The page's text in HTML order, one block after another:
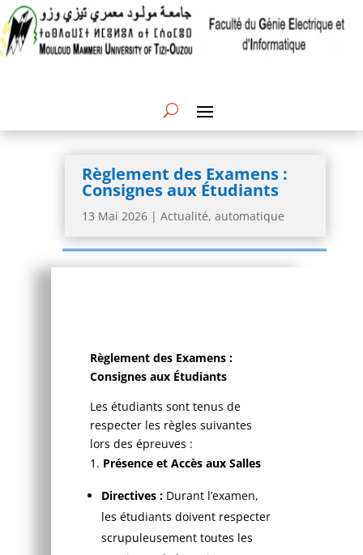
Règlement des Examens :
Consignes aux Étudiants
13 Mai 2026| Actualité, automatique
Règlement des Examens :
Consignes aux Étudiants
Les étudiants sont tenus de
respecter les règles suivantes
lors des épreuves :
Présence et Accès aux Salles
Directives :Durant l’examen,
les étudiants doivent respecter
scrupuleusement toutes les